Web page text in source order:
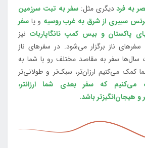
به فرددیگری مثل:سفر به تبت سرزمین
سیبری از شرق به غرب روسیه و یا سفر
پاکستان و بیس کمپ نانگاپاربات نیز
ناز برگزار می‌شود. در سفرهای ناز
سال‌ها سفر به مقاصد مختلف رو با شما به
کمک می‌کنیم ارزان‌تر، سبک‌تر و طولانی‌تر
که سفر بعدی شما ارزانتر،